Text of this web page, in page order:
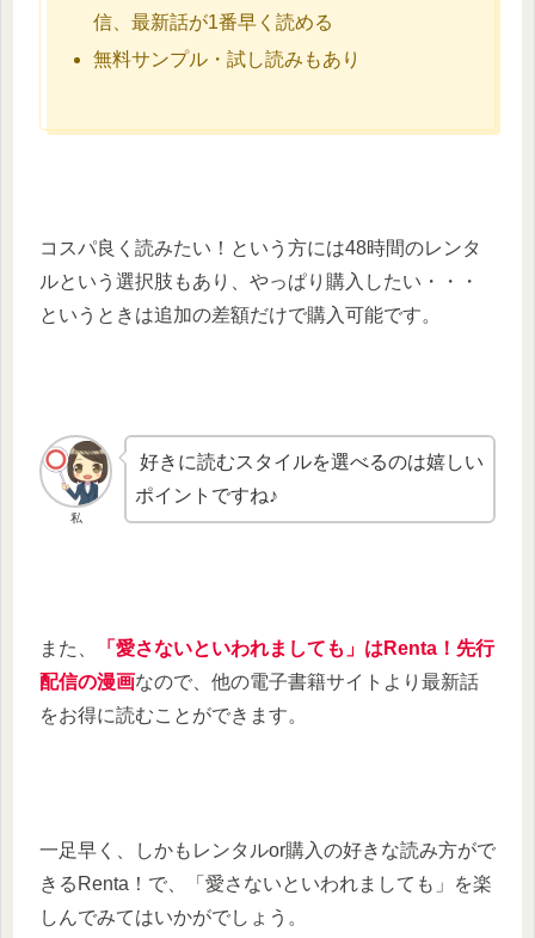
信、最新話が1番早く読める
無料サンプル・試し読みもあり
コスパ良く読みたい！という方には48時間のレンタ
ルという選択肢もあり、やっぱり購入したい・・・
というときは追加の差額だけで購入可能です。
私
好きに読むスタイルを選べるのは嬉しい
ポイントですね♪
また、
「愛さないといわれましても」はRenta！先行
配信の漫画なので、他の電子書籍サイトより最新話
をお得に読むことができます。
一足早く、しかもレンタルor購入の好きな読み方がで
きるRenta！で、「愛さないといわれましても」を楽
しんでみてはいかがでしょう。